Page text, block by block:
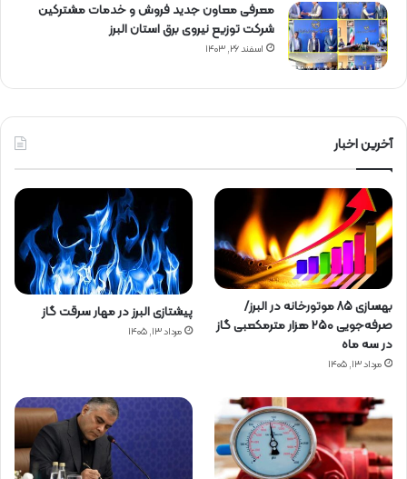
معرفی معاون جدید فروش و خدمات مشتركین
شركت توزیع نیروی برق استان البرز
اسفند ۲۶, ۱۴۰۳
آخرین اخبار
بهسازی ۸۵ موتورخانه در البرز/
صرفه‌جویی ۲۵۰ هزار مترمکعبی گاز
در سه ماه
مرداد ۱۳, ۱۴۰۵
پیشتازی البرز در مهار سرقت گاز
مرداد ۱۳, ۱۴۰۵